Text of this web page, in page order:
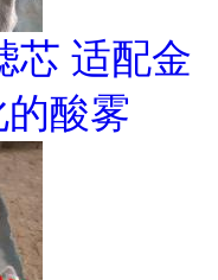
芯 适配金
酸雾